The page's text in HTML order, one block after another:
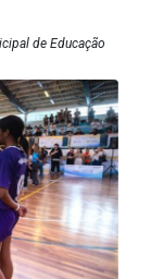
de Educação